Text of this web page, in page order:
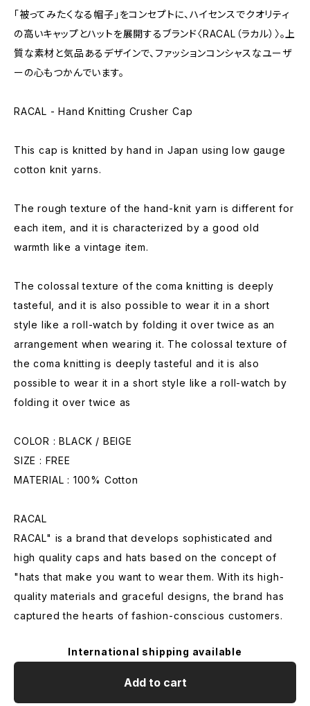
「被ってみたくなる帽子」をコンセプトに、ハイセンスでクオリティ
の高いキャップとハットを展開するブランド〈RACAL（ラカル）〉。上
質な素材と気品あるデザインで、ファッションコンシャスなユーザ
ーの心もつかんでいます。
RACAL - Hand Knitting Crusher Cap
This cap is knitted by hand in Japan using low gauge
cotton knit yarns.
The rough texture of the hand-knit yarn is different for
each item, and it is characterized by a good old
warmth like a vintage item.
The colossal texture of the coma knitting is deeply
tasteful, and it is also possible to wear it in a short
style like a roll-watch by folding it over twice as an
arrangement when wearing it. The colossal texture of
the coma knitting is deeply tasteful and it is also
possible to wear it in a short style like a roll-watch by
folding it over twice as
COLOR : BLACK / BEIGE
SIZE : FREE
MATERIAL : 100% Cotton
RACAL
RACAL" is a brand that develops sophisticated and
high quality caps and hats based on the concept of
"hats that make you want to wear them. With its high-
quality materials and graceful designs, the brand has
captured the hearts of fashion-conscious customers.
International shipping available
Add to cart